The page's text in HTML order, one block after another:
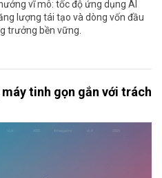
vĩ mô: tốc độ ứng dụng AI
lượng tái tạo và dòng vốn đầu
trưởng bền vững.
tinh gọn gắn với trách